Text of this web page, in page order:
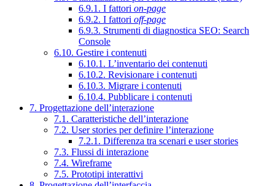
6.9.1. I fattori on-page
6.9.2. I fattori off-page
6.9.3. Strumenti di diagnostica SEO: Search
Console
6.10. Gestire i contenuti
6.10.1. L’inventario dei contenuti
6.10.2. Revisionare i contenuti
6.10.3. Migrare i contenuti
6.10.4. Pubblicare i contenuti
7. Progettazione dell’interazione
7.1. Caratteristiche dell’interazione
7.2. User stories per definire l’interazione
7.2.1. Differenza tra scenari e user stories
7.3. Flussi di interazione
7.4. Wireframe
7.5. Prototipi interattivi